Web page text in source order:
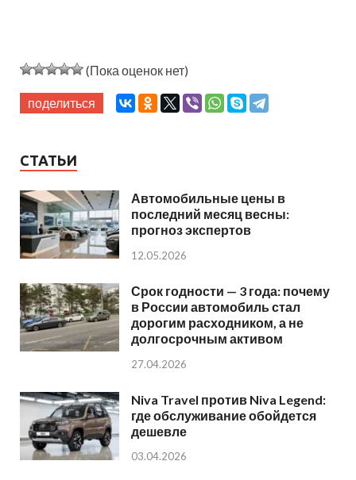
(Пока оценок нет)
поделиться
СТАТЬИ
Автомобильные цены в
последний месяц весны:
прогноз экспертов
12.05.2026
Срок годности — 3 года: почему
в России автомобиль стал
дорогим расходником, а не
долгосрочным активом
27.04.2026
Niva Travel против Niva Legend:
где обслуживание обойдется
дешевле
03.04.2026